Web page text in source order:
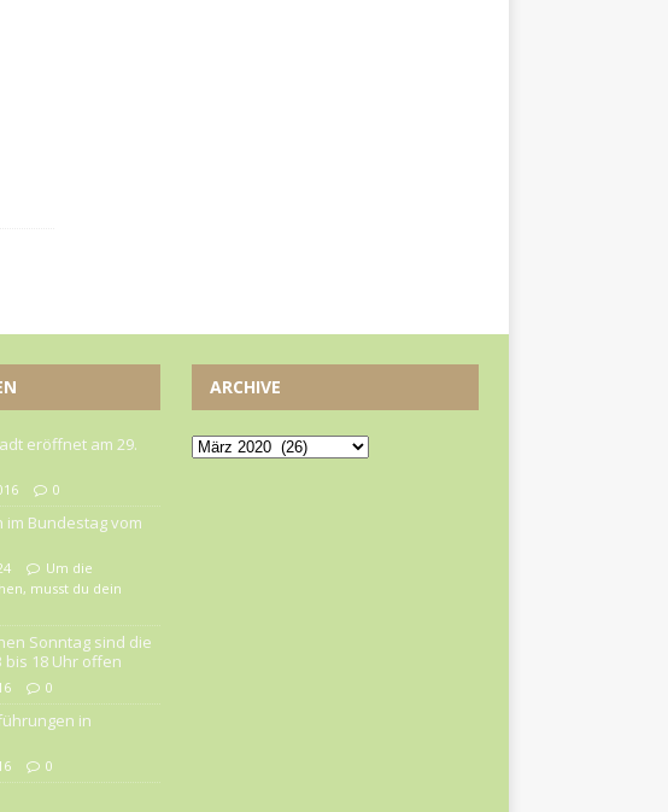
eröffnet am 29.
0
im Bundestag vom
Um die
musst du dein
Sonntag sind die
bis 18 Uhr offen
0
in
0
ARCHIVE